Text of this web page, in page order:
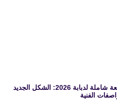
مراجعة شاملة لدبابة 2026: الشكل الجديد
الفنية